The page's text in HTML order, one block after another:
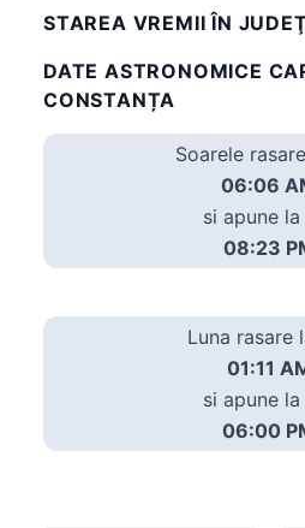
STAREA VREMII ÎN
DATE ASTRONOMICE
CONSTANȚA
Soarele
06:06
si apune
08:23
Luna rasare
01:11
si apune
06:00